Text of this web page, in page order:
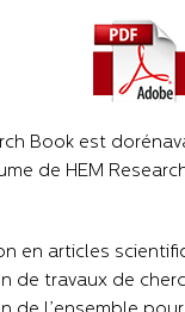
Book est
de HEM
en articles
de travaux de